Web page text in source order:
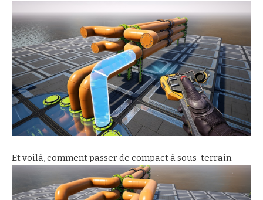
Et voilà, comment passer de compact à sous-terrain.